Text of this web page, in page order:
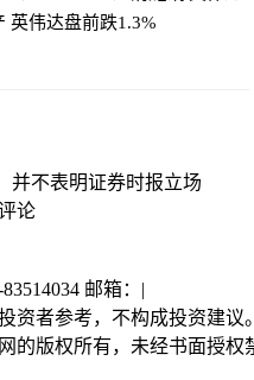
英伟达盘前跌1.3%
并不表明证券时报立场
论
邮箱： |
资者参考，不构成投资建议
的版权所有，未经书面授权